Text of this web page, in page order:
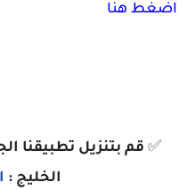
اضغط هنا
✅ قم بتنزيل تطبيقنا
الخليج :